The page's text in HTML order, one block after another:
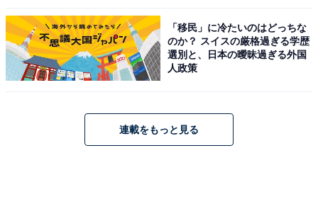
驚きのウミガメ遭遇率！ シュノーケルツアー
ツアーです。ウミガメが水面まで上がってくるタイミン
グで一緒に泳げるチャンスも。クマノミや熱帯魚も多く
「移民」に冷たいのはどっちな
のか？ スイスの厳格過ぎる学歴
選別と、日本の曖昧過ぎる外国
人政策
連載をもっと見る